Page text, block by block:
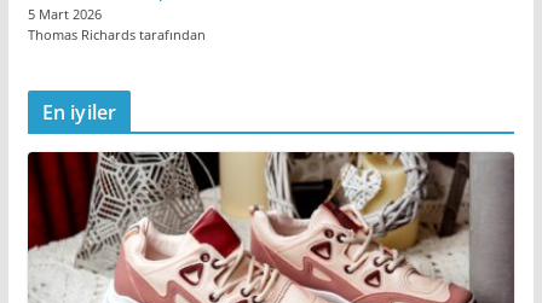
5 Mart 2026
Thomas Richards tarafından
En iyiler